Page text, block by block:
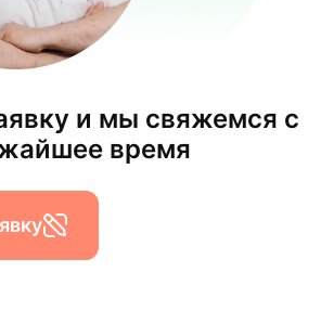
и мы свяжемся с
время